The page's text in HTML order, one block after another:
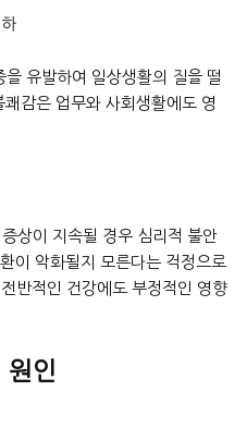
유발하여 일상생활의 질을 떨
감은 업무와 사회생활에도 영
상이 지속될 경우 심리적 불안
이 악화될지 모른다는 걱정으로
반적인 건강에도 부정적인 영향
원인